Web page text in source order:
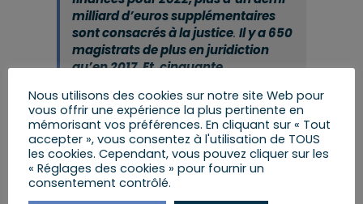
milliard d’euros supplémentaires
sont consacrés à la justice. Il y a 650
magistrats de plus en juridiction
qu’en 2017. Et, cinquante
embauchés en 2022.
Partager cet article
Nous utilisons des cookies sur notre site Web pour
vous offrir une expérience la plus pertinente en
mémorisant vos préférences. En cliquant sur « Tout
accepter », vous consentez à l'utilisation de TOUS
les cookies. Cependant, vous pouvez cliquer sur les
« Réglages des cookies » pour fournir un
consentement contrôlé.